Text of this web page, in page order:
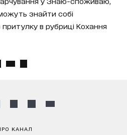
знайти собі
притулку в рубриці Кохання
КАНАЛ